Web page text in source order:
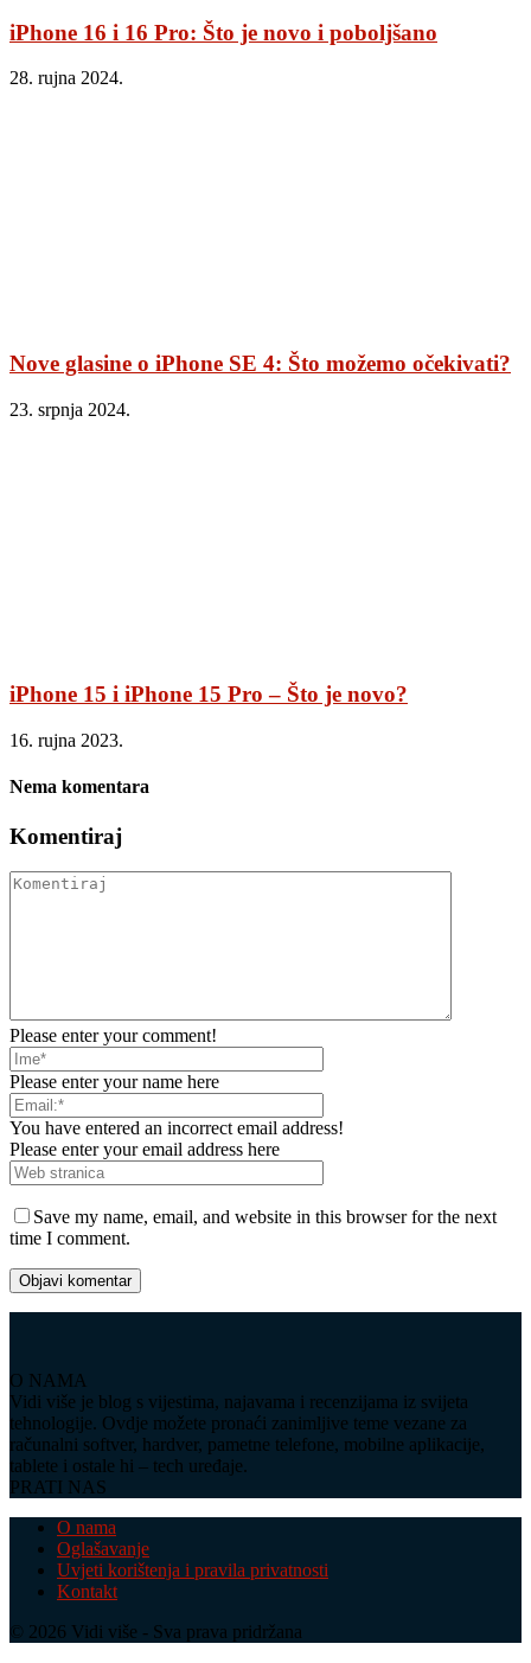
iPhone 16 i 16 Pro: Što je novo i poboljšano
28. rujna 2024.
Nove glasine o iPhone SE 4: Što možemo očekivati?
23. srpnja 2024.
iPhone 15 i iPhone 15 Pro – Što je novo?
16. rujna 2023.
Nema komentara
Komentiraj
Please enter your comment!
Please enter your name here
You have entered an incorrect email address!
Please enter your email address here
Save my name, email, and website in this browser for the next
time I comment.
O NAMA
Vidi više je blog s vijestima, najavama i recenzijama iz svijeta
tehnologije. Ovdje možete pronaći zanimljive teme vezane za
računalni softver, hardver, pametne telefone, mobilne aplikacije,
tablete i ostale hi – tech uređaje.
PRATI NAS
O nama
Oglašavanje
Uvjeti korištenja i pravila privatnosti
Kontakt
© 2026 Vidi više - Sva prava pridržana